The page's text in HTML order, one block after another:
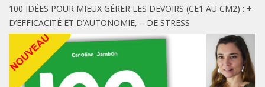
100 IDÉES POUR MIEUX GÉRER LES DEVOIRS (CE1 AU CM2) : +
D’EFFICACITÉ ET D’AUTONOMIE, – DE STRESS